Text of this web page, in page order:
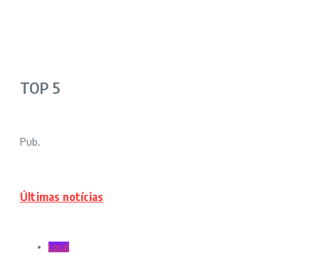
TOP 5
Pub.
Últimas notícias
Local